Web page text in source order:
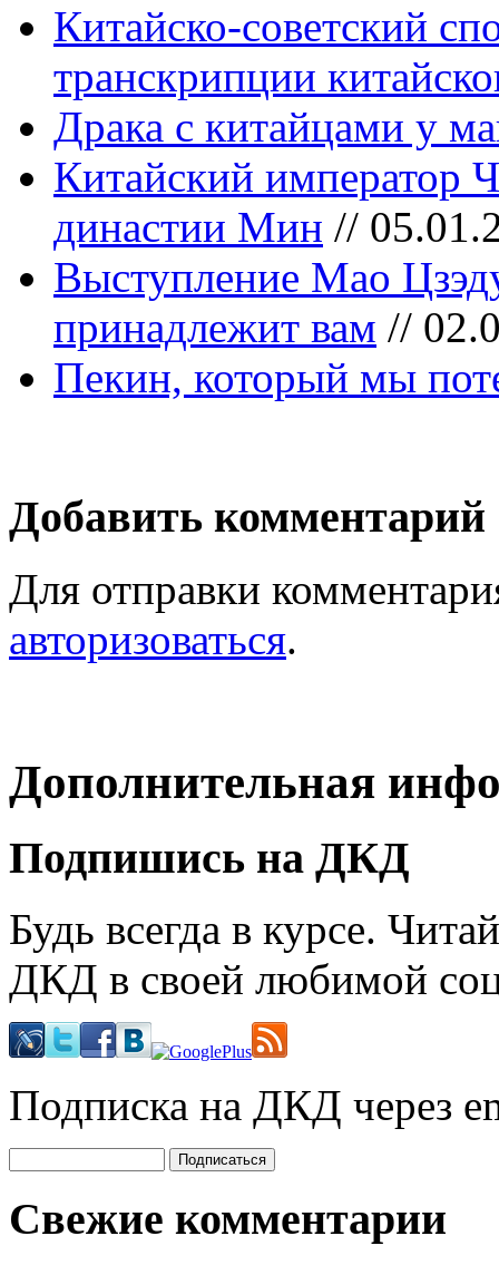
Китайско-советский
транскрипции
Драка с китайцами у
Китайский император
династии Мин //
Выступление Мао
принадлежит вам //
Пекин, который мы
Добавить комментарий
Для отправки
авторизоваться.
Дополнительная
Подпишись на ДКД
Будь всегда в курсе.
ДКД в своей любимой
Подписка на ДКД через
Свежие комментарии